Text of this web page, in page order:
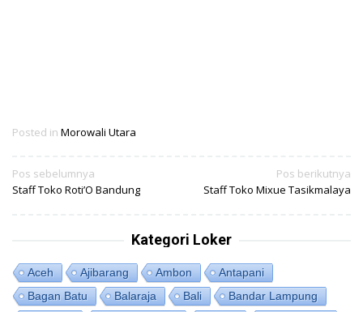
Posted in Morowali Utara
Navigasi
pos
Pos sebelumnya
Staff Toko Roti’O Bandung
Pos berikutnya
Staff Toko Mixue Tasikmalaya
Kategori Loker
Aceh Ajibarang Ambon
Antapani
Bagan Batu
Balaraja Bali
Bandar Lampung